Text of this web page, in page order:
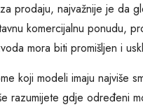
prodaju, najvažnije je da
komercijalnu ponudu,
mora biti promišljen i
koji modeli imaju najviše
razumijete gdje određeni